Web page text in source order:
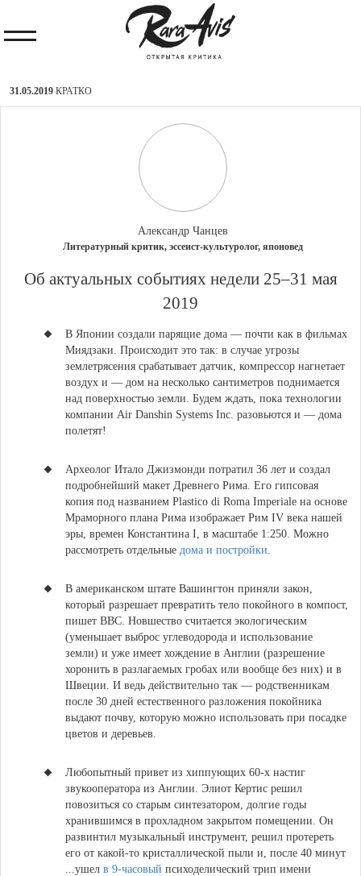
31.05.2019 КРАТКО
Александр Чанцев
Литературный критик, эссеист-культуролог, японовед
Об актуальных событиях недели 25–31 мая
2019
В Японии создали парящие дома — почти как в фильмах
Миядзаки. Происходит это так: в случае угрозы
землетрясения срабатывает датчик, компрессор нагнетает
воздух и — дом на несколько сантиметров поднимается
над поверхностью земли. Будем ждать, пока технологии
компании Air Danshin Systems Inc. разовьются и — дома
полетят!
Археолог Итало Джизмонди потратил 36 лет и создал
подробнейший макет Древнего Рима. Его гипсовая
копия под названием Plastico di Roma Imperiale на основе
Мраморного плана Рима изображает Рим IV века нашей
эры, времен Константина I, в масштабе 1:250. Можно
рассмотреть отдельные дома и постройки.
В американском штате Вашингтон приняли закон,
который разрешает превратить тело покойного в компост,
пишет ВВС. Новшество считается экологическим
(уменьшает выброс углеводорода и использование
земли) и уже имеет хождение в Англии (разрешение
хоронить в разлагаемых гробах или вообще без них) и в
Швеции. И ведь действительно так — родственникам
после 30 дней естественного разложения покойника
выдают почву, которую можно использовать при посадке
цветов и деревьев.
Любопытный привет из хиппующих 60-х настиг
звукооператора из Англии. Элиот Кертис решил
повозиться со старым синтезатором, долгие годы
хранившимся в прохладном закрытом помещении. Он
развинтил музыкальный инструмент, решил протереть
его от какой-то кристаллической пыли и, после 40 минут
...ушел в 9-часовый психоделический трип имени